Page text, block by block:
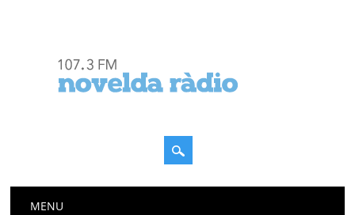
Menú principal
MENU